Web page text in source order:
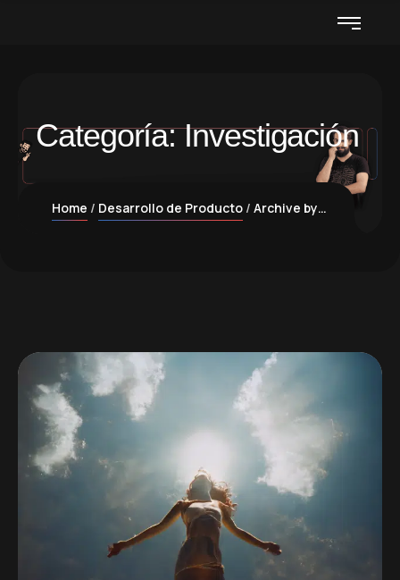
Categoría:Investigación
Home Desarrollo de Producto Archive by Category "Investigación"